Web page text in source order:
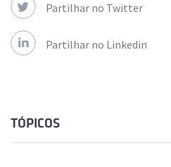
Partilhar no Twitter
Partilhar no Linkedin
TÓPICOS